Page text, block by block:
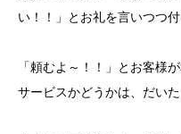
い！！」とお礼を言いつつ付
「頼むよ～！！」とお客様
サービスかどうかは、だいた